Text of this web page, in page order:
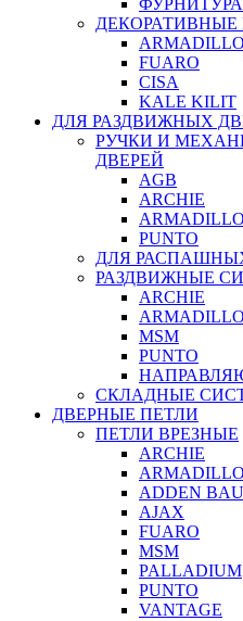
ARMADILLO
FUARO
CISA
KALE KILIT
ДЛЯ РАЗДВИЖНЫХ
РУЧКИ И
ДВЕРЕЙ
AGB
ARCHIE
ARMADILLO
PUNTO
ДЛЯ
РАЗДВИЖНЫЕ
ARCHIE
ARMADILLO
MSM
PUNTO
СКЛАДНЫЕ
ДВЕРНЫЕ ПЕТЛИ
ПЕТЛИ ВРЕЗНЫЕ
ARCHIE
ARMADILLO
ADDEN BAU
AJAX
FUARO
MSM
PALLADIUM
PUNTO
VANTAGE